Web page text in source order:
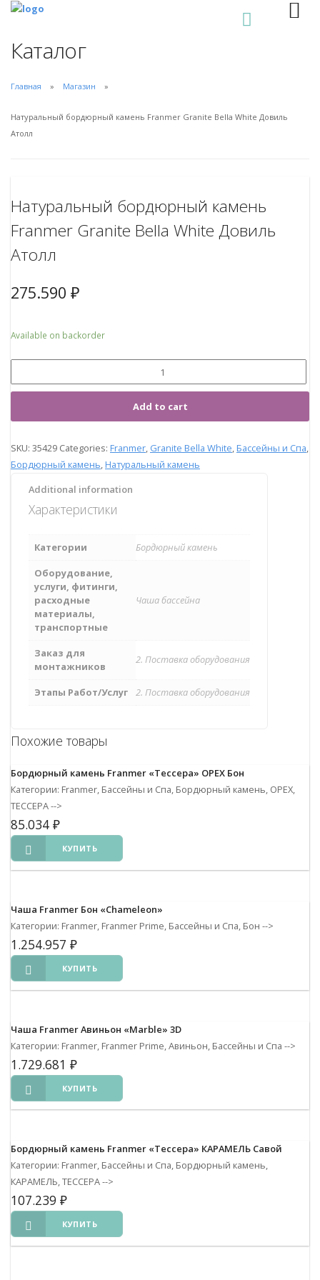
Каталог
Главная Магазин
Натуральный бордюрный камень Franmer Granite Bella White Довиль
Атолл
Натуральный бордюрный камень
Franmer Granite Bella White Довиль
Атолл
275.590 ₽
Available on backorder
Add to cart
SKU: 35429 Categories: Franmer Granite Bella White Бассейны и Спа
Бордюрный камень Натуральный камень
Additional information
Характеристики
Категории
Бордюрный камень
Оборудование,
услуги, фитинги,
расходные
материалы,
транспортные
Чаша бассейна
Заказ для
монтажников
2. Поставка оборудования
Этапы Работ/Услуг 2. Поставка оборудования
Похожие товары
Бордюрный камень Franmer «Тессера» ОРЕХ Бон
Категории: Franmer, Бассейны и Спа, Бордюрный камень, ОРЕХ,
ТЕССЕРА-->
85.034 ₽
КУПИТЬ
Чаша Franmer Бон «Chameleon»
Категории: Franmer, Franmer Prime, Бассейны и Спа, Бон -->
1.254.957 ₽
КУПИТЬ
Чаша Franmer Авиньон «Marble» 3D
Категории: Franmer, Franmer Prime, Авиньон, Бассейны и Спа -->
1.729.681 ₽
КУПИТЬ
Бордюрный камень Franmer «Тессера» КАРАМЕЛЬ Савой
Категории: Franmer, Бассейны и Спа, Бордюрный камень,
КАРАМЕЛЬ, ТЕССЕРА-->
107.239 ₽
КУПИТЬ